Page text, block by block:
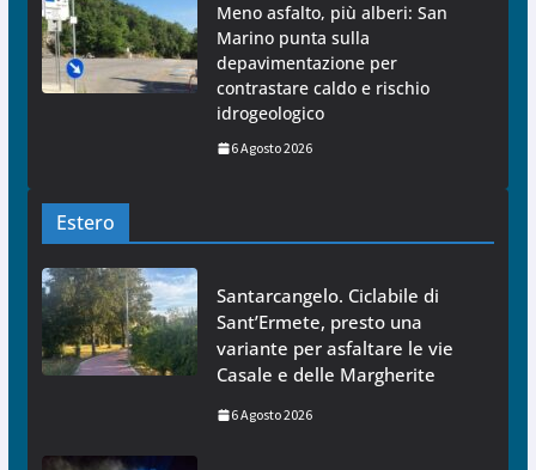
Meno asfalto, più alberi: San
Marino punta sulla
depavimentazione per
contrastare caldo e rischio
idrogeologico
6 Agosto 2026
Estero
Santarcangelo. Ciclabile di
Sant’Ermete, presto una
variante per asfaltare le vie
Casale e delle Margherite
6 Agosto 2026